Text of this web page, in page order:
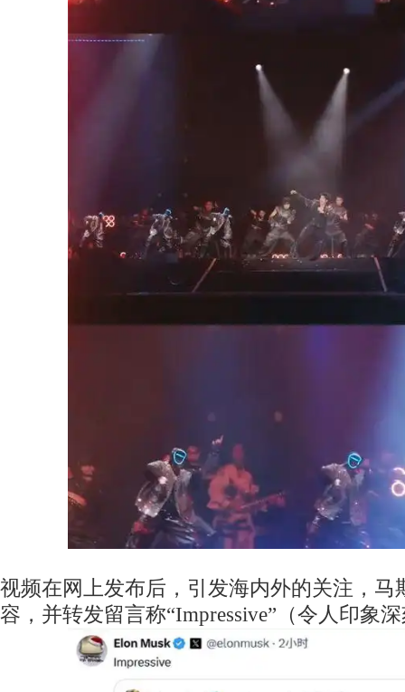
视频在网上发布后，引发海内外的关注，马
容，并转发留言称“Impressive”（令人印象